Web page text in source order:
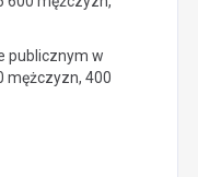
publicznym w
mężczyzn, 400